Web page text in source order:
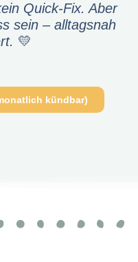
Quick-Fix. Aber
sein – alltagsnah
💛
kündbar)